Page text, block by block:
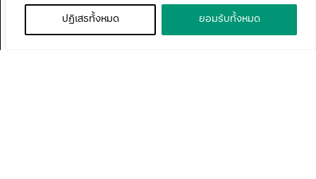
ปฏิเสธทั้งหมด ยอมรับทั้งหมด